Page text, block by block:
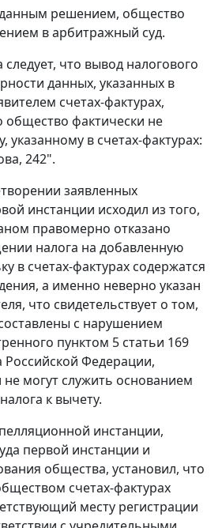
решением, общество
в арбитражный суд.
что вывод налогового
данных, указанных в
счетах-фактурах,
общество фактически не
указанному в счетах-фактурах:
242".
заявленных
инстанции исходил из того,
правомерно отказано
налога на добавленную
в счетах-фактурах содержатся
а именно неверно указан
что свидетельствует о том,
с нарушением
пунктом 5 статьи 169
Российской Федерации,
не могут служить основанием
к вычету.
инстанции,
первой инстанции и
общества, установил, что
счетах-фактурах
месту регистрации